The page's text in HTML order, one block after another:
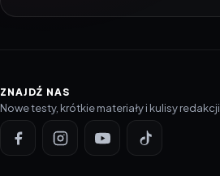
ZNAJDŹ NAS
Nowe testy, krótkie materiały i kulisy redakcji.